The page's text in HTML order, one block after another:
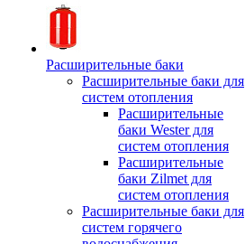
Расширительные баки
Расширительные баки для
систем отопления
Расширительные
баки Wester для
систем отопления
Расширительные
баки Zilmet для
систем отопления
Расширительные баки для
систем горячего